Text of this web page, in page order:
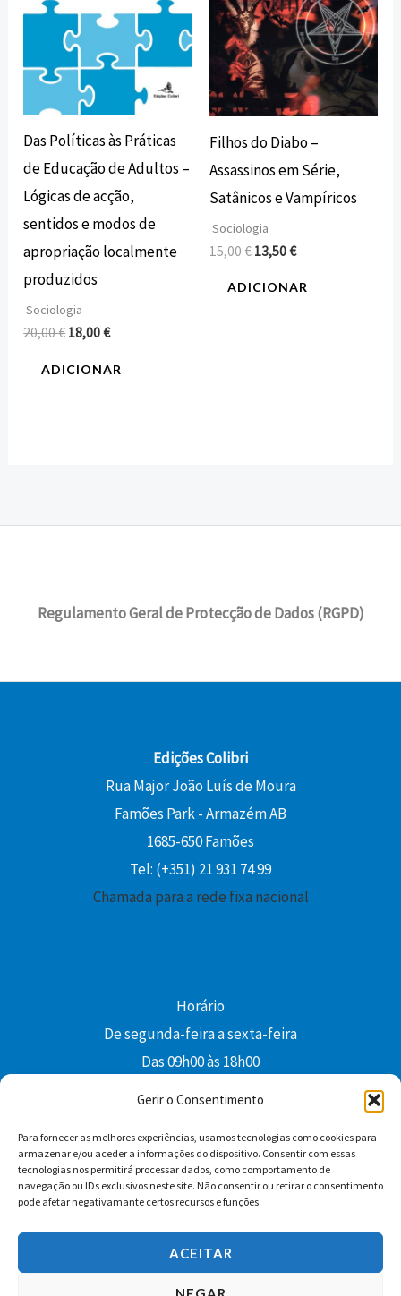
Gerir o Consentimento
Para fornecer as melhores experiências, usamos tecnologias como cookies para
armazenar e/ou aceder a informações do dispositivo. Consentir com essas
tecnologias nos permitirá processar dados, como comportamento de
navegação ou IDs exclusivos neste site. Não consentir ou retirar o consentimento
pode afetar negativamante certos recursos e funções.
ACEITAR
Das Políticas às Práticas
de Educação de Adultos –
Lógicas de acção,
sentidos e modos de
apropriação localmente
produzidos
Sociologia
20,00€ 18,00€
ADICIONAR
Filhos do Diabo –
Assassinos em Série,
Satânicos e Vampíricos
Sociologia
15,00€ 13,50€
ADICIONAR
Regulamento Geral de Protecção de Dados (RGPD)
Edições Colibri
Rua Major João Luís de Moura
Famões Park - Armazém AB
1685-650 Famões
Tel: (+351) 21 931 74 99
Chamada para a rede fixa nacional
Horário
De segunda-feira a sexta-feira
Das 09h00 às 18h00
Facebook YouTube Instagram
Whatsapp
Condições Gerais de Venda